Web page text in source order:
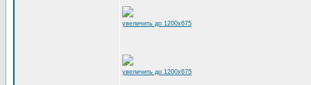
увеличить до 1200x675
увеличить до 1200x675